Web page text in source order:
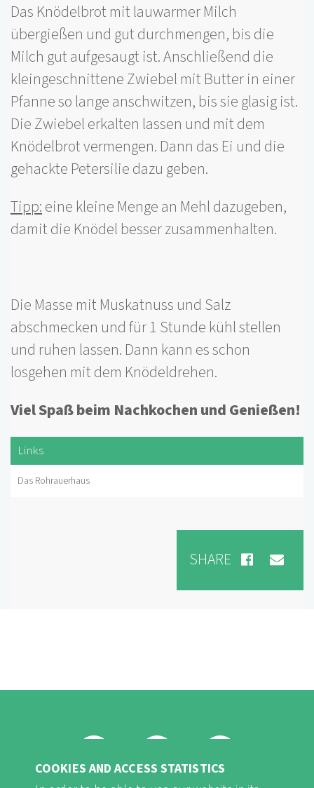
Das Knödelbrot mit lauwarmer Milch
übergießen und gut durchmengen, bis die
Milch gut aufgesaugt ist. Anschließend die
kleingeschnittene Zwiebel mit Butter in einer
Pfanne so lange anschwitzen, bis sie glasig ist.
Die Zwiebel erkalten lassen und mit dem
Knödelbrot vermengen. Dann das Ei und die
gehackte Petersilie dazu geben.
Tipp:eine kleine Menge an Mehl dazugeben,
damit die Knödel besser zusammenhalten.
Die Masse mit Muskatnuss und Salz
abschmecken und für 1 Stunde kühl stellen
und ruhen lassen. Dann kann es schon
losgehen mit dem Knödeldrehen.
Viel Spaß beim Nachkochen und Genießen!
Links
Das Rohrauerhaus
SHARE
FB Instagram
COOKIES AND ACCESS STATISTICS